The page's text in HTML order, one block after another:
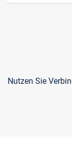
Nutzen Sie